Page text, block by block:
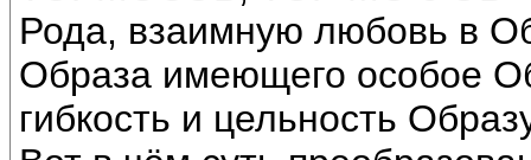
Рода, взаимную любовь в
Образа имеющего особое
гибкость и цельность